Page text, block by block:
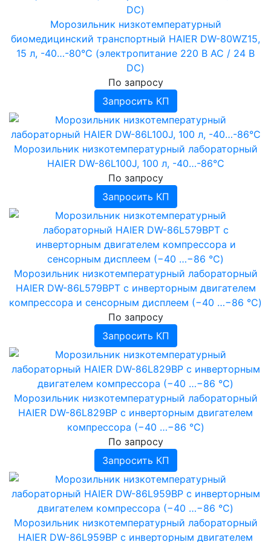
Измерители мощности
Нейростимуляторы
Аппараты для интерференционной терапии
Аэроионизаторы
Аппараты биоритмостимуляции
›
Ингаляторы, небулайзеры
Ингаляторы Дельфин, ИНКО
Ингаляторы Альбедо
Инфракрасные приборы
Фототерапевтические транскраниальные
аппараты ELMEDLIFE
Морозильник низкотемпературный
биомедицинский транспортный HAIER DW-80WZ15,
15 л, -40…-80°С (электропитание 220 В AC / 24 В
DC)
По запросу
Запросить КП
Морозильник низкотемпературный лабораторный
HAIER DW-86L100J, 100 л, -40…-86°С
По запросу
Запросить КП
Морозильник низкотемпературный лабораторный
HAIER DW-86L579BPT c инверторным двигателем
компрессора и сенсорным дисплеем (−40 …−86 °C)
По запросу
Запросить КП
Морозильник низкотемпературный лабораторный
HAIER DW-86L829BP c инверторным двигателем
компрессора (−40 …−86 °C)
По запросу
Запросить КП
Морозильник низкотемпературный лабораторный
HAIER DW-86L959BP c инверторным двигателем